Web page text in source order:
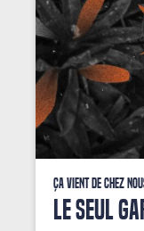
Ça vient de chez
LE SEUL